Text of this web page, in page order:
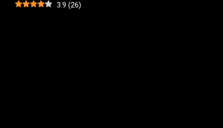
3.9 (26)